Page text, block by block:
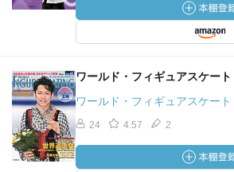
ワールド・フィギュアスケー
ワールド・フィギュアスケート
24 4.57 2